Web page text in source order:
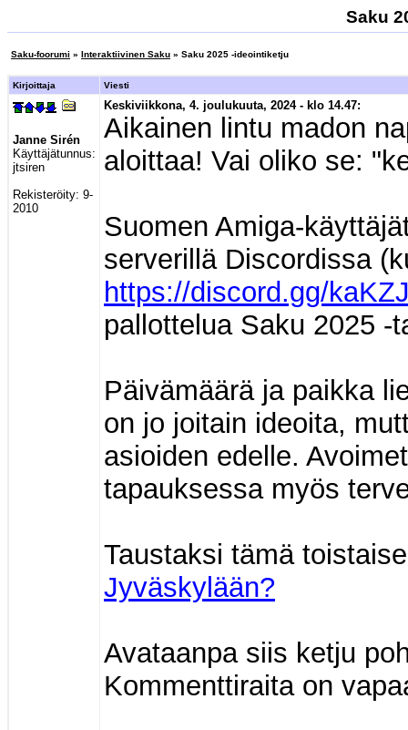
Saku
Saku-foorumi » Interaktiivinen Saku » Saku 2025 -ideointiketju
Kirjoittaja Viesti
Janne Sirén
Käyttäjätunnus:
jtsiren
Rekisteröity: 9-
2010
Keskiviikkona, 4. joulukuuta, 2024 - klo 14.47:
Aikainen lintu madon
aloittaa! Vai oliko se:
Suomen Amiga-
serverillä Discordissa
https://discord.gg/
pallottelua Saku 2025 -
Päivämäärä ja paikka
on jo joitain ideoita,
asioiden edelle.
tapauksessa myös
Taustaksi tämä
Jyväskylään?
Avataanpa siis ketju
Kommenttiraita on